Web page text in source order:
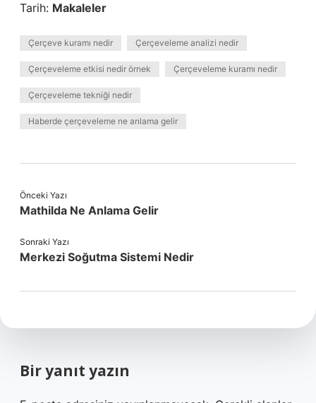
Tarih: Makaleler
Çerçeve kuramı nedir Çerçeveleme analizi nedir
Çerçeveleme etkisi nedir örnek Çerçeveleme kuramı nedir
Çerçeveleme tekniği nedir
Haberde çerçeveleme ne anlama gelir
Önceki Yazı
Mathilda Ne Anlama Gelir
Sonraki Yazı
Merkezi Soğutma Sistemi Nedir
Bir yanıt yazın